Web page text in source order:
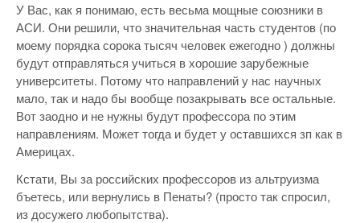
У Вас, как я понимаю, есть весьма мощные союзники в
АСИ. Они решили, что значительная часть студентов (по
моему порядка сорока тысяч человек ежегодно ) должны
будут отправляться учиться в хорошие зарубежные
университеты. Потому что направлений у нас научных
мало, так и надо бы вообще позакрывать все остальные.
Вот заодно и не нужны будут профессора по этим
направлениям. Может тогда и будет у оставшихся зп как в
Америцах.
Кстати, Вы за российских профессоров из альтруизма
бъетесь, или вернулись в Пенаты? (просто так спросил,
из досужего любопытства).